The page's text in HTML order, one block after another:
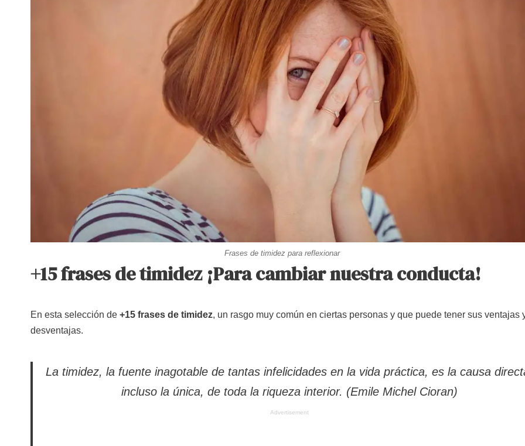
Frases de timidez para reflexionar
+15 frases de timidez ¡Para cambiar nuestra conducta!
En esta selección de +15 frases de timidez, un rasgo muy común en ciertas personas y que puede tener sus ventajas
desventajas.
La timidez, la fuente inagotable de tantas infelicidades en la vida práctica, es la causa
incluso la única, de toda la riqueza interior. (Emile Michel Cioran)
Advertisement